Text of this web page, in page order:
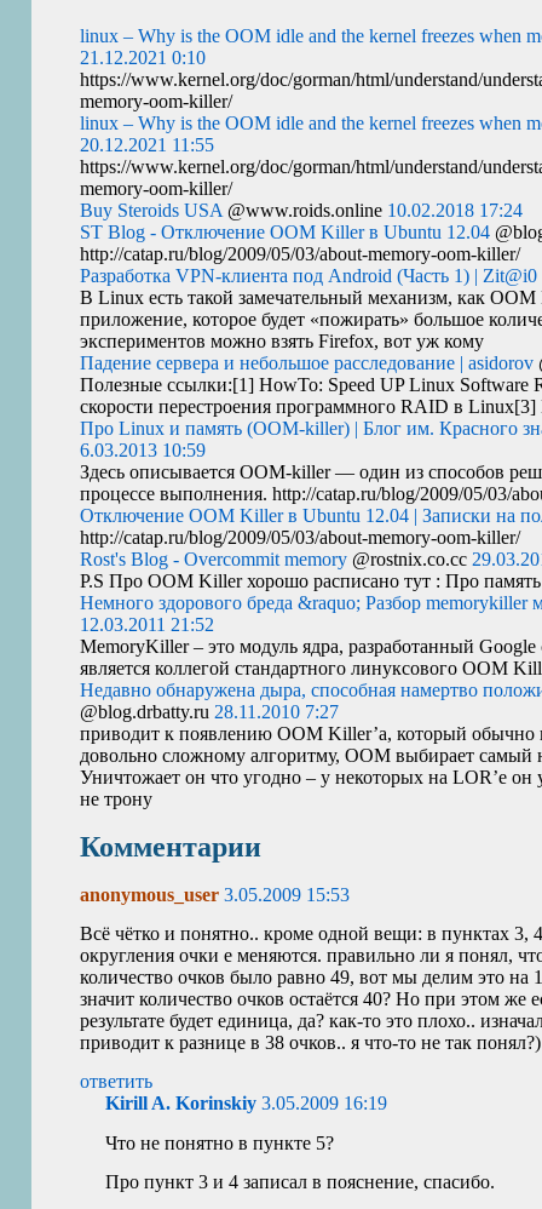
linux – Why is the OOM idle and the kernel freezes when
21.12.2021 0:10
https://www.kernel.org/doc/gorman/html/understand/
memory-oom-killer/
linux – Why is the OOM idle and the kernel freezes when
20.12.2021 11:55
https://www.kernel.org/doc/gorman/html/understand/
memory-oom-killer/
Buy Steroids USA @www.roids.online 10.02.2018 17:24
ST Blog - Отключение OOM Killer в Ubuntu 12.04
http://catap.ru/blog/2009/05/03/about-memory-oom-killer/
Разработка VPN-клиента под Android (Часть 1) | Zit@i0
В Linux есть такой замечательный механизм, какOOM
приложение, которое будет «пожирать» большое
экспериментов можно взять Firefox, вот уж кому
Падение сервера и небольшое расследование | asidorov
Полезные ссылки:[1] HowTo: SpeedUPLinux Software
скорости перестроения программногоRAID в Linux[3]
Про Linux и память (OOM-killer) | Блог им. Красного
6.03.2013 10:59
Здесь описываетсяOOM-killer — один из способов
процессе выполнения. http://catap.ru/blog/2009/05/03/
Отключение OOM Killer в Ubuntu 12.04 | Записки на
http://catap.ru/blog/2009/05/03/about-memory-oom-killer/
Rost's Blog - Overcommit memory @rostnix.co.cc
P.S ПроOOM Killer хорошо расписано тут : Про
Немного здорового бреда &raquo; Разбор memorykiller
12.03.2011 21:52
MemoryKiller – это модуль ядра, разработанный
является коллегой стандартного линуксовогоOOM
Недавно обнаружена дыра, способная намертво
@blog.drbatty.ru 28.11.2010 7:27
приводит к появлениюOOM Killer’а, который обычно
довольно сложному алгоритму,OOM выбирает самый
Уничтожает он что угодно – у некоторых наLOR’е он
не трону
Комментарии
anonymous_user3.05.2009 15:53
Всё чётко и понятно.. кроме одной вещи: в пунктах 3,
округления очки е меняются. правильно ли я понял,
количество очков было равно 49, вот мы делим это
значит количество очков остаётся 40? Но при этом
результате будет единица, да? как-то это плохо..
приводит к разнице в 38 очков.. я что-то не так понял?)
ответить
Kirill A. Korinskiy 3.05.2009 16:19
Что не понятно в пункте 5?
Про пункт 3 и 4 записал в пояснение, спасибо.